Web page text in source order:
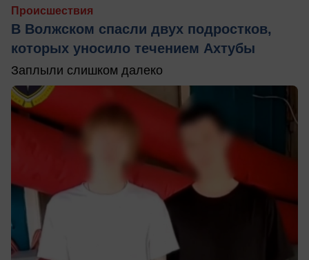
Происшествия
В Волжском спасли двух подростков,
которых уносило течением Ахтубы
Заплыли слишком далеко